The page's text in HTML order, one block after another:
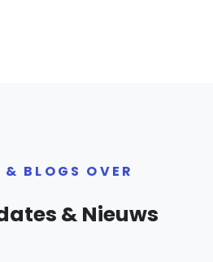
BLOGS OVER
& Nieuws